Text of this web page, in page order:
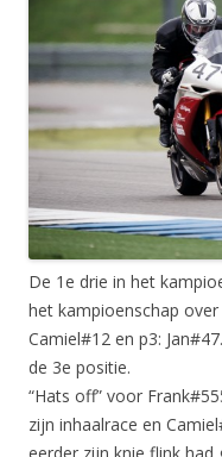
De 1e drie in het
het kampioenschap
Camiel#12 en p3:
de 3e positie.
“Hats off” voor
zijn inhaalrace en
eerder zijn knie flink had